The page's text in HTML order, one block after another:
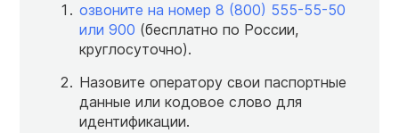
озвоните на номер 8 (800) 555-55-50
или 900 (бесплатно по России,
круглосуточно).
Назовите оператору свои паспортные
данные или кодовое слово для
идентификации.